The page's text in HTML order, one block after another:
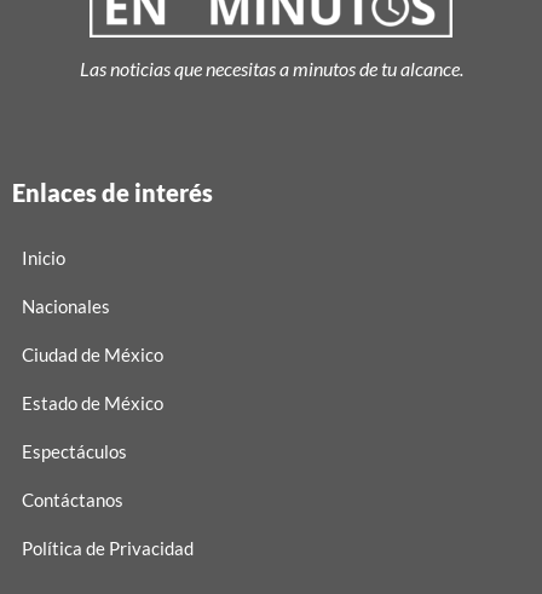
Las noticias que necesitas a minutos de tu alcance.
Enlaces de interés
Inicio
Nacionales
Ciudad de México
Estado de México
Espectáculos
Contáctanos
Política de Privacidad